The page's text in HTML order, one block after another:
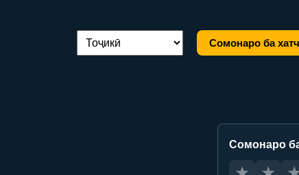
Иваз кардани забон: Сомонаро ба
Сомонаро